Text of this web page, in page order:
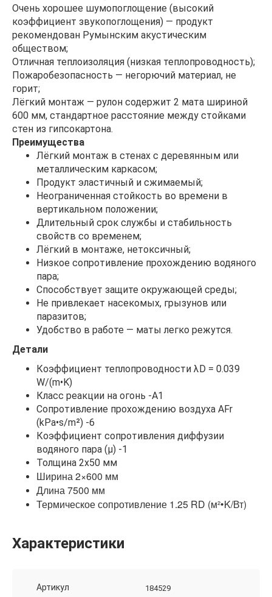
Очень хорошее шумопоглощение (высокий
коэффициент звукопоглощения) — продукт
рекомендован Румынским акустическим
обществом;
Отличная теплоизоляция (низкая теплопроводность);
Пожаробезопасность — негорючий материал, не
горит;
Лёгкий монтаж — рулон содержит 2 мата шириной
600 мм, стандартное расстояние между стойками
стен из гипсокартона.
Преимущества
Лёгкий монтаж в стенах с деревянным или
металлическим каркасом;
Продукт эластичный и сжимаемый;
Неограниченная стойкость во времени в
вертикальном положении;
Длительный срок службы и стабильность
свойств со временем;
Лёгкий в монтаже, нетоксичный;
Низкое сопротивление прохождению водяного
пара;
Способствует защите окружающей среды;
Не привлекает насекомых, грызунов или
паразитов;
Удобство в работе — маты легко режутся.
Детали
Коэффициент теплопроводности λD = 0.039
W/(m•K)
Класс реакции на огонь -A1
Сопротивление прохождению воздуха AFr
(kPa•s/m²) -6
Коэффициент сопротивления диффузии
водяного пара (μ) -1
Толщина 2x50 мм
Ширина 2×600 мм
Длина 7500 мм
Термическое сопротивление 1.25 RD (м²•K/Вт)
Характеристики
Артикул 184529